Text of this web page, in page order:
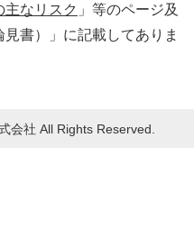
なリスク 」等のページ及
書）」に記載してありま
会社 All Rights Reserved.